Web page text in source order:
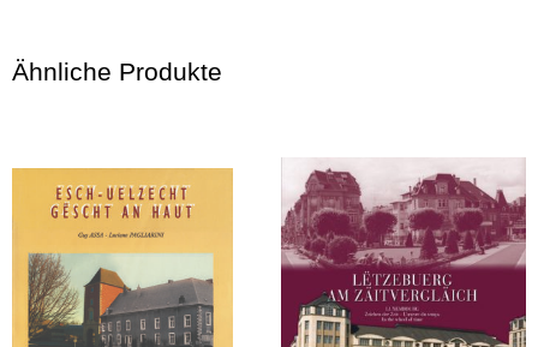
Ähnliche Produkte